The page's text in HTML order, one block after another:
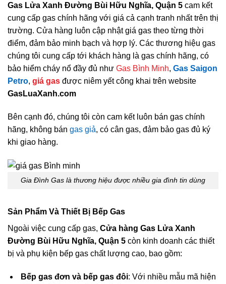
Gas Lửa Xanh Đường Bùi Hữu Nghĩa, Quận 5 cam kết
cung cấp gas chính hãng với giá cả cạnh tranh nhất trên thị
trường. Cửa hàng luôn cập nhật giá gas theo từng thời
điểm, đảm bảo minh bạch và hợp lý. Các thương hiệu gas
chúng tôi cung cấp tới khách hàng là gas chính hãng, có
bảo hiểm cháy nổ đầy đủ như Gas Bình Minh, Gas Saigon
Petro, giá gas được niêm yết công khai trên website
GasLuaXanh.com
Bên cạnh đó, chúng tôi còn cam kết luôn bán gas chính
hãng, không bán gas giả, có cân gas, đảm bảo gas đủ ký
khi giao hàng.
Gia Đình Gas là thương hiệu được nhiều gia đình tin dùng
Sản Phẩm Và Thiết Bị Bếp Gas
Ngoài việc cung cấp gas, Cửa hàng Gas Lửa Xanh
Đường Bùi Hữu Nghĩa, Quận 5 còn kinh doanh các thiết
bị và phụ kiện bếp gas chất lượng cao, bao gồm:
Bếp gas đơn và bếp gas đôi: Với nhiều mẫu mã hiện